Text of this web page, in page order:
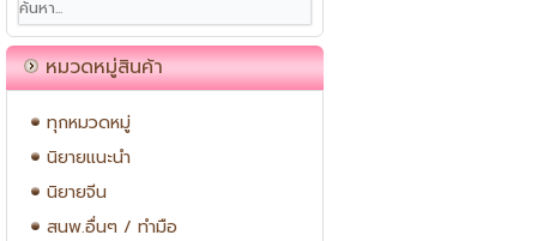
หมวดหมู่สินค้า
ทุกหมวดหมู่
นิยายแนะนำ
นิยายจีน
สนพ.อื่นๆ / ทำมือ